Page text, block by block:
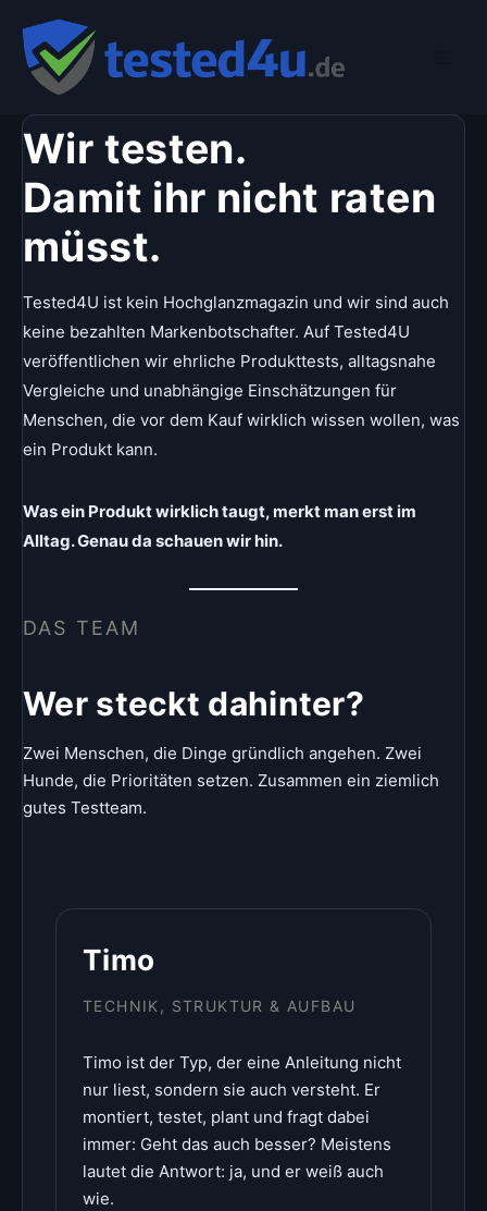
Inhalt
springen
Wir testen.
Damit ihr nicht raten
müsst.
Tested4U ist kein Hochglanzmagazin und wir sind auch
keine bezahlten Markenbotschafter. Auf Tested4U
veröffentlichen wir ehrliche Produkttests, alltagsnahe
Vergleiche und unabhängige Einschätzungen für
Menschen, die vor dem Kauf wirklich wissen wollen, was
ein Produkt kann.
Was ein Produkt wirklich taugt, merkt man erst im
Alltag. Genau da schauen wir hin.
DAS TEAM
Wer steckt dahinter?
Zwei Menschen, die Dinge gründlich angehen. Zwei
Hunde, die Prioritäten setzen. Zusammen ein ziemlich
gutes Testteam.
Timo
TECHNIK, STRUKTUR & AUFBAU
Timo ist der Typ, der eine Anleitung nicht
nur liest, sondern sie auch versteht. Er
montiert, testet, plant und fragt dabei
immer: Geht das auch besser? Meistens
lautet die Antwort: ja, und er weiß auch
wie.